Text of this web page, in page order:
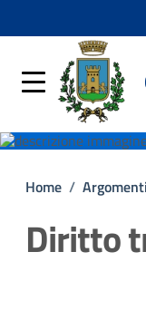
Home / Argomenti
Diritto